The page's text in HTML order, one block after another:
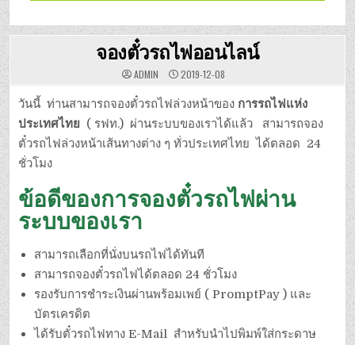
จองตั๋วรถไฟออนไลน์
ADMIN 2019-12-08
วันนี้ ท่านสามารถจองตั๋วรถไฟล่วงหน้าของ การรถไฟแห่ง
ประเทศไทย ( รฟท.) ผ่านระบบของเราได้แล้ว สามารถจอง
ตั๋วรถไฟล่วงหน้าเส้นทางต่าง ๆ ทั่วประเทศไทย ได้ตลอด 24
ชั่วโมง
ข้อดีของการจองตั๋วรถไฟผ่าน
ระบบของเรา
สามารถเลือกที่นั่งบนรถไฟได้ทันที
สามารถจองตั๋วรถไฟได้ตลอด 24 ชั่วโมง
รองรับการชำระเงินผ่านพร้อมเพย์ ( PromptPay ) และ
บัตรเครดิต
ได้รับตั๋วรถไฟทาง E-Mail สำหรับนำไปพิมพ์ใส่กระดาษ